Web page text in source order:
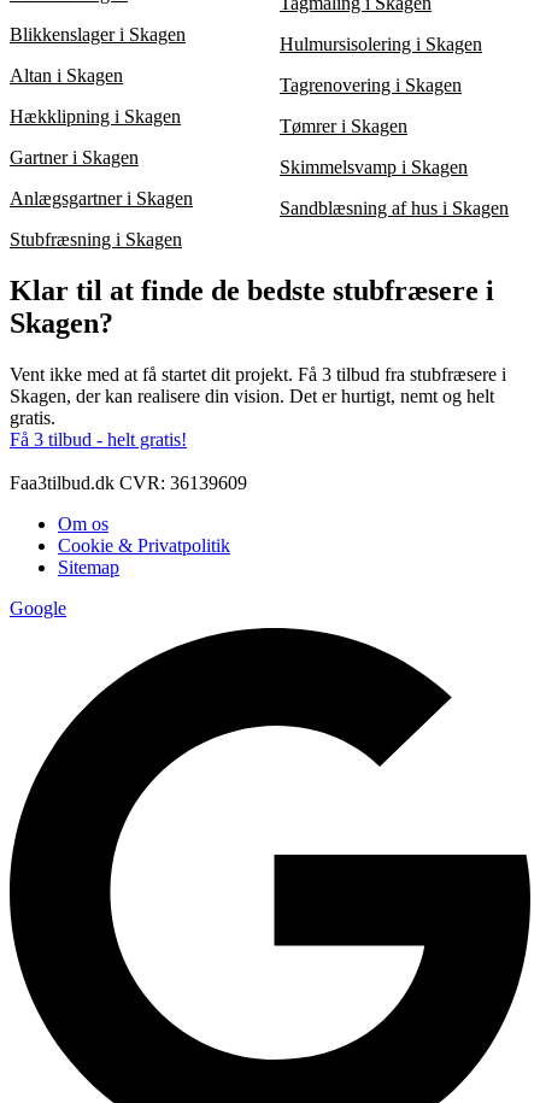
Blikkenslager i Skagen
Altan i Skagen
Hækklipning i Skagen
Gartner i Skagen
Anlægsgartner i Skagen
Stubfræsning i Skagen
Hulmursisolering i Skagen
Tagrenovering i Skagen
Tømrer i Skagen
Skimmelsvamp i Skagen
Sandblæsning af hus i Skagen
Klar til at finde de bedste stubfræsere i
Skagen?
Vent ikke med at få startet dit projekt. Få 3 tilbud fra stubfræsere i
Skagen, der kan realisere din vision. Det er hurtigt, nemt og helt
gratis.
Få 3 tilbud - helt gratis!
Faa3tilbud.dk CVR: 36139609
Om os
Cookie & Privatpolitik
Sitemap
Google